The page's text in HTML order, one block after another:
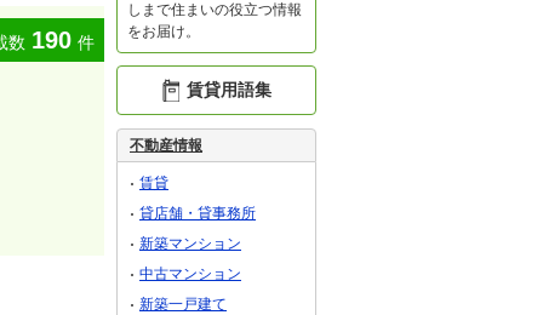
数 190 件
しまで住まいの役立つ情報
をお届け。
賃貸用語集
不動産情報
賃貸
貸店舗・貸事務所
新築マンション
中古マンション
新築一戸建て